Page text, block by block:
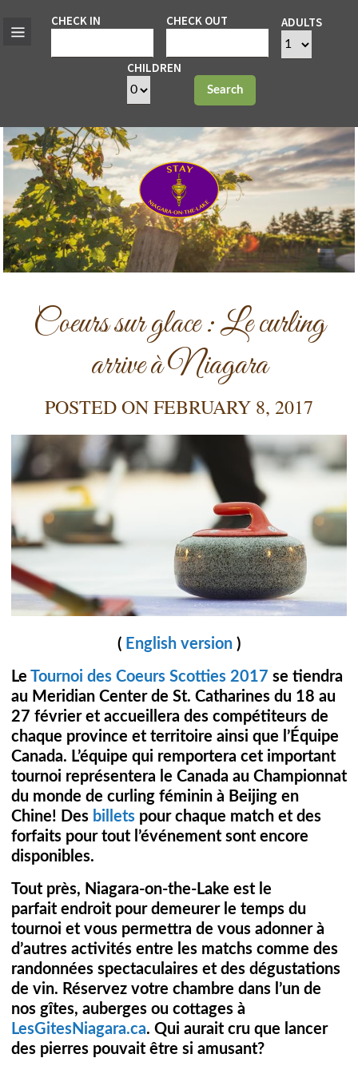
CHECK IN CHECK OUT ADULTS
CHILDREN
Search
Coeurs sur glace : Le curling
arrive à Niagara
POSTED ONFEBRUARY 8, 2017
( English version )
Le Tournoi des Coeurs Scotties 2017 se tiendra
au Meridian Center de St. Catharines du 18 au
27 février et accueillera des compétiteurs de
chaque province et territoire ainsi que l’Équipe
Canada. L’équipe qui remportera cet important
tournoi représentera le Canada au Championnat
du monde de curling féminin à Beijing en
Chine! Des billets pour chaque match et des
forfaits pour tout l’événement sont encore
disponibles.
Tout près, Niagara-on-the-Lake est le
parfait endroit pour demeurer le temps du
tournoi et vous permettra de vous adonner à
d’autres activités entre les matchs comme des
randonnées spectaculaires et des dégustations
de vin. Réservez votre chambre dans l’un de
nos gîtes, auberges ou cottages à
LesGitesNiagara.ca. Qui aurait cru que lancer
des pierres pouvait être si amusant?